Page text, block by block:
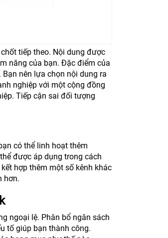
tiếp theo. Nội dung được
năng của bạn. Đặc điểm của
nên lựa chọn nội dung ra
nghiệp với một cộng đồng
Tiếp cận sai đối tượng
có thể linh hoạt thêm
được áp dụng trong cách
hợp thêm một số kênh khác
hơn.
ngoại lệ. Phân bổ ngân sách
tố giúp bạn thành công.